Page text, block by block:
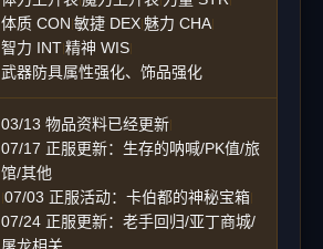
体质 CON|敏捷 DEX|魅力 CHA|
智力 INT|精神 WIS|
武器防具属性强化、饰品强化
03/13 物品资料已经更新|
07/17 正服更新：生存的呐喊/PK值/旅
馆/其他
|07/03 正服活动：卡伯都的神秘宝箱|
07/24 正服更新：老手回归/亚丁商城/